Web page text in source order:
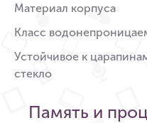
Материал корпуса
Класс
Устойчивое к
стекло
Память и